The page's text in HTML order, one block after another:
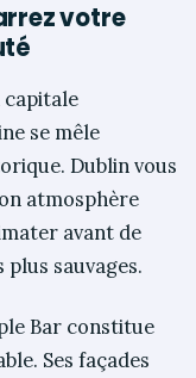
votre
capitale
se mêle
Dublin vous
atmosphère
avant de
sauvages.
Bar constitue
Ses façades